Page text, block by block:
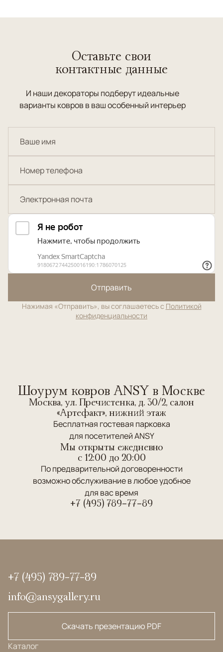
Оставьте свои
контактные данные
И наши декораторы подберут идеальные
варианты ковров в ваш особенный интерьер
Отправить
Нажимая «Отправить», вы соглашаетесь с Политикой
конфиденциальности
Шоурум ковров ANSY в Москве
Москва, ул. Пречистенка, д. 30/2, салон
«Артефакт», нижний этаж
Бесплатная гостевая парковка
для посетителей ANSY
Мы открыты ежедневно
c 12:00 до 20:00
По предварительной договоренности
возможно обслуживание в любое удобное
для вас время
+7 (495) 789-77-89
+7 (495) 789-77-89
info@ansygallery.ru
Скачать презентацию PDF
Каталог